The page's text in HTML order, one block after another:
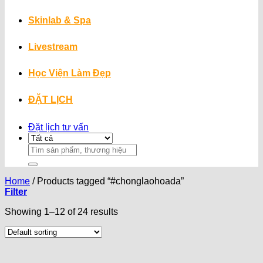
Skinlab & Spa
Livestream
Học Viện Làm Đẹp
ĐẶT LỊCH
Đặt lịch tư vấn
Search
for:
Home /Products tagged “#chonglaohoada”
Filter
Showing 1–12 of 24 results